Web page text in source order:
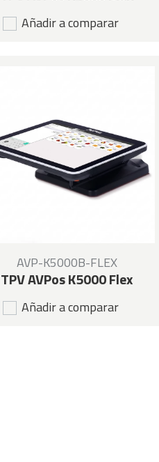
Añadir a comparar
AVP-K5000B-FLEX
TPV AVPos K5000 Flex
Añadir a comparar